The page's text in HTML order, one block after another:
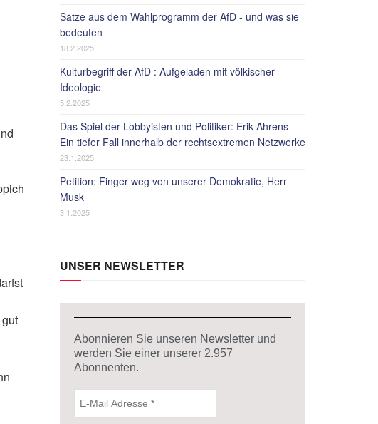
Sätze aus dem Wahlprogramm der AfD - und was sie
bedeuten
18.2.2025
Kulturbegriff der AfD : Aufgeladen mit völkischer
Ideologie
5.2.2025
Das Spiel der Lobbyisten und Politiker: Erik Ahrens –
Ein tiefer Fall innerhalb der rechtsextremen Netzwerke
23.1.2025
Petition: Finger weg von unserer Demokratie, Herr
Musk
3.1.2025
UNSER NEWSLETTER
Abonnieren Sie unseren Newsletter und
werden Sie einer unserer 2.957
Abonnenten.